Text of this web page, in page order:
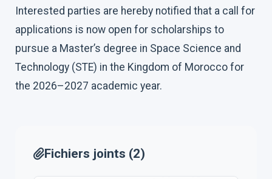
Interested parties are hereby notified that a call for
applications is now open for scholarships to
pursue a Master’s degree in Space Science and
Technology (STE) in the Kingdom of Morocco for
the 2026–2027 academic year.
Fichiers joints (2)